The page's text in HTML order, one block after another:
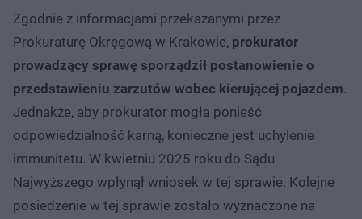
Zgodnie z informacjami przekazanymi przez
Prokuraturę Okręgową w Krakowie, prokurator
prowadzący sprawę sporządził postanowienie o
przedstawieniu zarzutów wobec kierującej pojazdem.
Jednakże, aby prokurator mogła ponieść
odpowiedzialność karną, konieczne jest uchylenie
immunitetu. W kwietniu 2025 roku do Sądu
Najwyższego wpłynął wniosek w tej sprawie. Kolejne
posiedzenie w tej sprawie zostało wyznaczone na